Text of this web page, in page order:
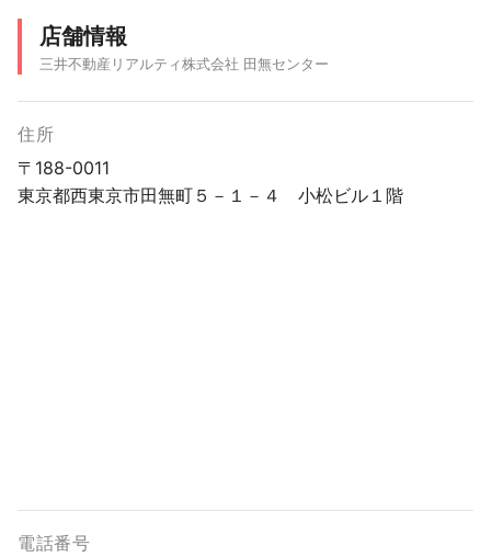
店舗情報
三井不動産リアルティ株式会社 田無センター
住所
〒188-0011
東京都西東京市田無町５－１－４ 小松ビル１階
電話番号